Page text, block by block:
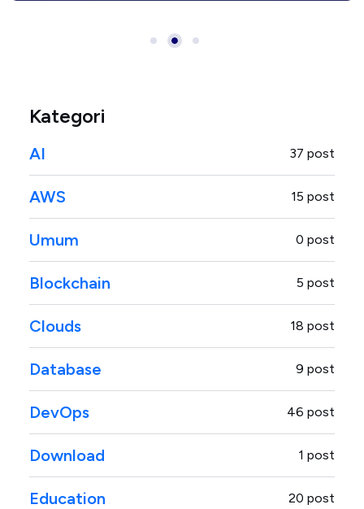
Kategori
AI 37 post
AWS 15 post
Umum 0 post
Blockchain 5 post
Clouds 18 post
Database 9 post
DevOps 46 post
Download 1 post
Education 20 post